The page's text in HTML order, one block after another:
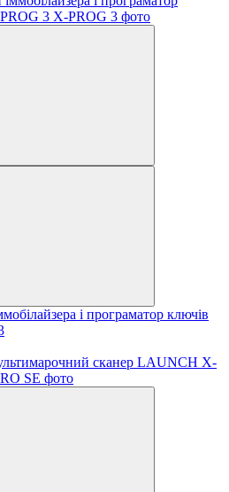
і програматор ключів